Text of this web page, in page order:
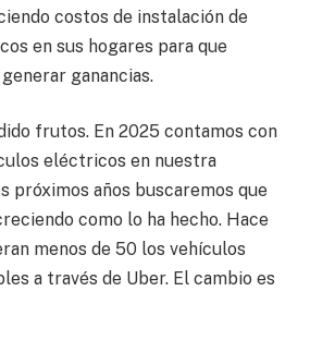
costos de instalación de
en sus hogares para que
ganancias.
frutos. En 2025 contamos con
eléctricos en nuestra
próximos años buscaremos que
como lo ha hecho. Hace
menos de 50 los vehículos
a través de Uber. El cambio es